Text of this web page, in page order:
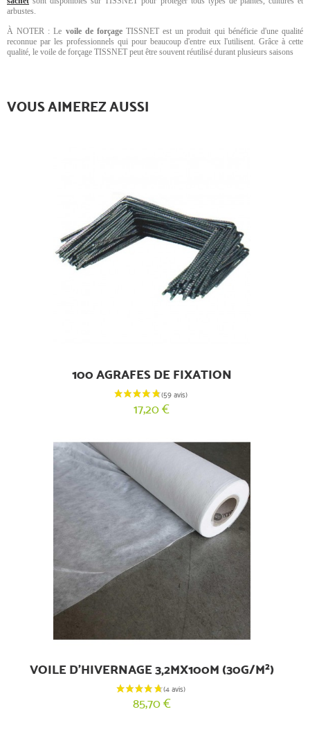
arbustes.
À NOTER : Le voile de forçageTISSNET est un produit qui bénéficie d'une qualité
reconnue par les professionnels qui pour beaucoup d'entre eux l'utilisent. Grâce à cette
qualité, le voile de forçage TISSNET peut être souvent réutilisé durant plusieurs saisons
VOUS AIMEREZ AUSSI
100 AGRAFES DE FIXATION
17,20 €
VOILE D'HIVERNAGE 3,2MX100M (30G/M²)
85,70 €